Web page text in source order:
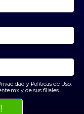
y Políticas de Uso.
y de sus filiales.